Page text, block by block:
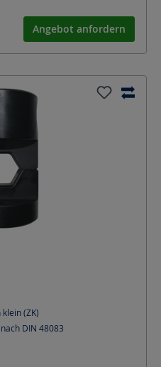
Angebot anfordern
(ZK)
DIN 48083